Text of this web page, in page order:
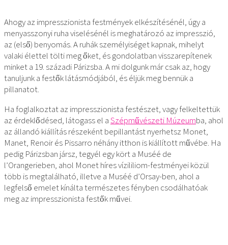
Ahogy az impresszionista festmények elkészítésénél, úgy a
menyasszonyi ruha viselésénél is meghatározó az impresszió,
az (első) benyomás. A ruhák személyiséget kapnak, mihelyt
valaki élettel tölti meg őket, és gondolatban visszarepítenek
minket a 19. századi Párizsba. A mi dolgunk már csak az, hogy
tanuljunk a festők látásmódjából, és éljük meg bennük a
pillanatot.
Ha foglalkoztat az impresszionista festészet, vagy felkeltettük
az érdeklődésed, látogass el aSzépművészeti Múzeumba, ahol
az állandó kiállítás részeként bepillantást nyerhetsz Monet,
Manet, Renoir és Pissarro néhány itthon is kiállított művébe. Ha
pedig Párizsban jársz, tegyél egy kört a Muséé de
l’Orangerieben, ahol Monet híres vízililiom-festményei közül
több is megtalálható, illetve a Muséé d’Orsay-ben, ahol a
legfelső emelet kínálta természetes fényben csodálhatóak
meg az impresszionista festők művei.